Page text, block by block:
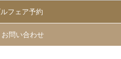
フェア予約
問い合わせ